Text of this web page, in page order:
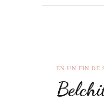
EN UN FIN DE